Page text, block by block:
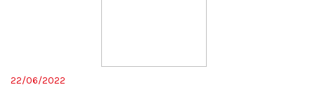
22/06/2022